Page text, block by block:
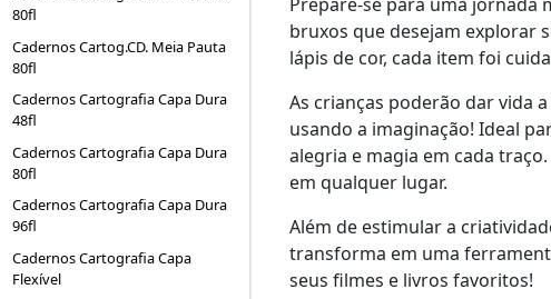
80fl
Cadernos Cartog.CD. Meia Pauta
80fl
Cadernos Cartografia Capa Dura
48fl
Cadernos Cartografia Capa Dura
80fl
Cadernos Cartografia Capa Dura
96fl
Cadernos Cartografia Capa
Flexível
bruxos que desejam explorar
lápis de cor, cada item foi
As crianças poderão dar vida
usando a imaginação! Ideal
alegria e magia em cada
em qualquer lugar.
Além de estimular a
transforma em uma
seus filmes e livros favoritos!